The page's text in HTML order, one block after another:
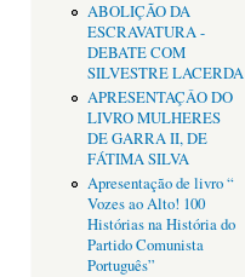
ABOLIÇÃO DA
ESCRAVATURA -
DEBATE COM
SILVESTRE LACERDA
APRESENTAÇÂO DO
LIVRO MULHERES
DE GARRA II, DE
FÁTIMA SILVA
Apresentação de livro “
Vozes ao Alto! 100
Histórias na História do
Partido Comunista
Português”